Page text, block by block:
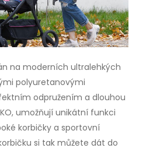
na moderních ultralehkých
polyuretanovými
odpružením a dlouhou
umožňují unikátní funkci
korbičky a sportovní
si tak můžete dát do